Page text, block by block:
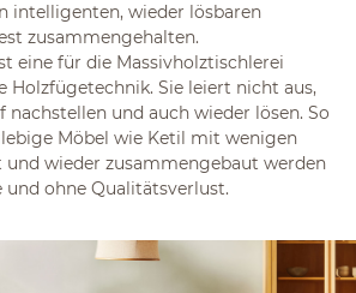
intelligenten, wieder lösbaren
zusammengehalten.
eine für die Massivholztischlerei
Holzfügetechnik. Sie leiert nicht aus,
nachstellen und auch wieder lösen. So
Möbel wie Ketil mit wenigen
und wieder zusammengebaut werden
und ohne Qualitätsverlust.